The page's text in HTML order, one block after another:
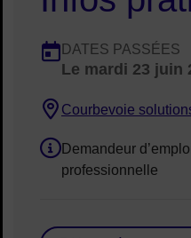
Dates :
Dates en cours
DATES PASSÉES
Le mardi 23 juin
Lieu :
Courbevoie
Public concerné :
Demandeur
professionnelle